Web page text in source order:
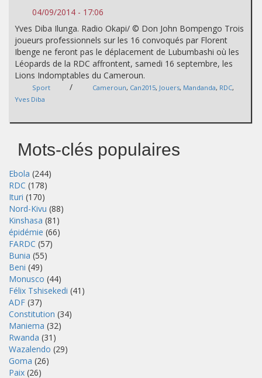
04/09/2014 - 17:06
Yves Diba Ilunga. Radio Okapi/ © Don John Bompengo Trois
joueurs professionnels sur les 16 convoqués par Florent
Ibenge ne feront pas le déplacement de Lubumbashi où les
Léopards de la RDC affrontent, samedi 16 septembre, les
Lions Indomptables du Cameroun.
Sport / Cameroun, Can2015, Jouers, Mandanda, RDC,
Yves Diba
Mots-clés populaires
Ebola (244)
RDC (178)
Ituri (170)
Nord-Kivu (88)
Kinshasa (81)
épidémie (66)
FARDC (57)
Bunia (55)
Beni (49)
Monusco (44)
Félix Tshisekedi (41)
ADF (37)
Constitution (34)
Maniema (32)
Rwanda (31)
Wazalendo (29)
Goma (26)
Paix (26)